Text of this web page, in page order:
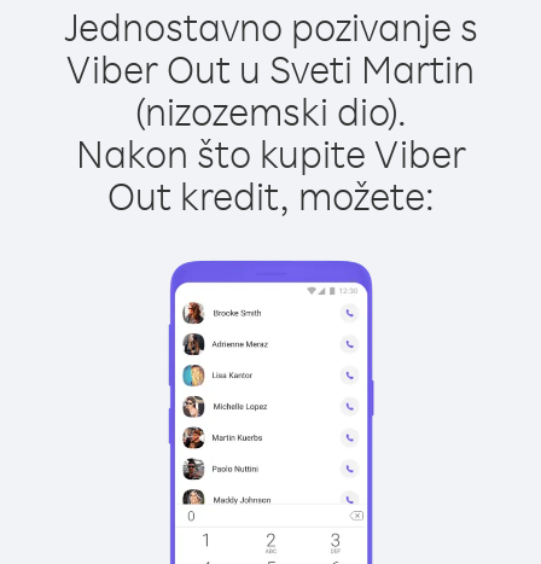
Jednostavno pozivanje s
Viber Out u Sveti Martin
(nizozemski dio).
Nakon što kupite Viber
Out kredit, možete: